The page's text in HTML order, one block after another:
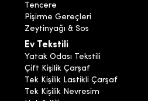
Tencere
Pişirme Gereçleri
Zeytinyağı & Sos
Ev Tekstili
Yatak Odası Tekstili
Çift Kişilik Çarşaf
Tek Kişilik Lastikli Çarşaf
Tek Kişilik Nevresim